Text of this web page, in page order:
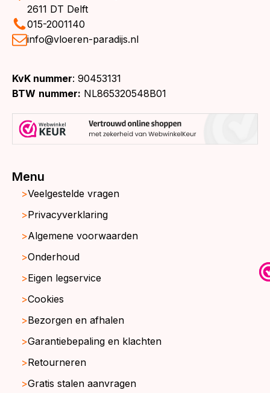
2611 DT Delft
015-2001140
info@vloeren-paradijs.nl
KvK nummer: 90453131
BTW nummer: NL865320548B01
Menu
Veelgestelde vragen
Privacyverklaring
Algemene voorwaarden
Onderhoud
Eigen legservice
Cookies
Bezorgen en afhalen
Garantiebepaling en klachten
Retourneren
Gratis stalen aanvragen